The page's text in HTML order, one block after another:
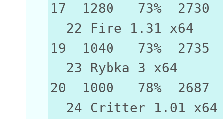
17 1280 73% 2730
22 Fire
19 1040 73% 2735
23 Rybka
20 1000 78% 2687
24 Critter